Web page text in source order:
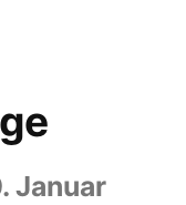
Januar